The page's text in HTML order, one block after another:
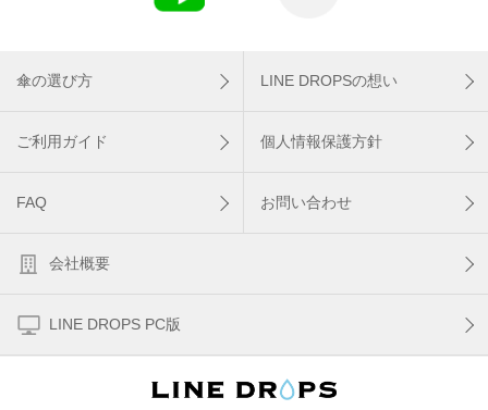
傘の選び方 LINE DROPSの想い
ご利用ガイド 個人情報保護方針
FAQ お問い合わせ
会社概要
LINE DROPS PC版